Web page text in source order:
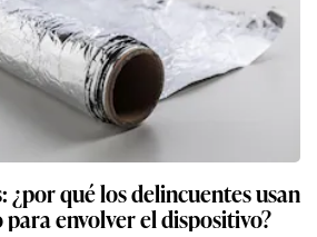
¿por qué los delincuentes usan
envolver el dispositivo?